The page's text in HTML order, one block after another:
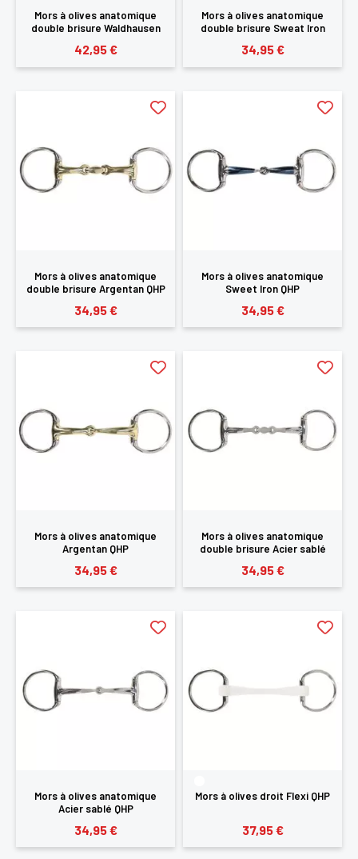
Mors à olives anatomique
double brisure Waldhausen
42,95 €
Mors à olives anatomique
double brisure Sweat Iron
34,95 €
Mors à olives anatomique
double brisure Argentan QHP
34,95 €
Mors à olives anatomique
Sweet Iron QHP
34,95 €
Mors à olives anatomique
Argentan QHP
34,95 €
Mors à olives anatomique
double brisure Acier sablé
34,95 €
Mors à olives anatomique
Acier sablé QHP
34,95 €
Mors à olives droit Flexi QHP
37,95 €